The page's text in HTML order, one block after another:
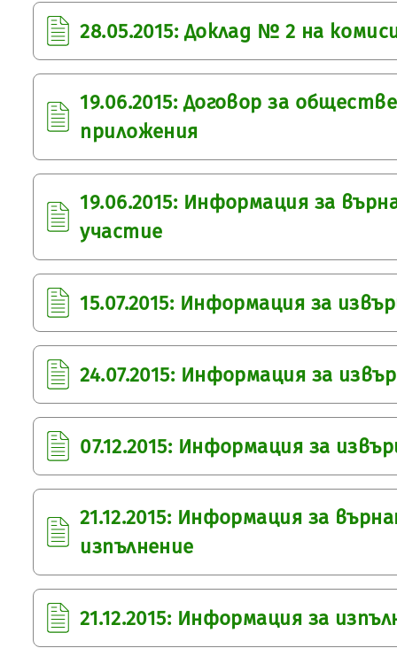
28.05.2015: Доклад № 2 на
19.06.2015: Договор за
приложения
19.06.2015: Информация за
участие
15.07.2015: Информация за
24.07.2015: Информация за
07.12.2015: Информация за
21.12.2015: Информация за
изпълнение
21.12.2015: Информация за